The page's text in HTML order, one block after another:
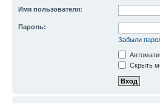
Имя пользователя:
Пароль:
Забыли
Скрыть